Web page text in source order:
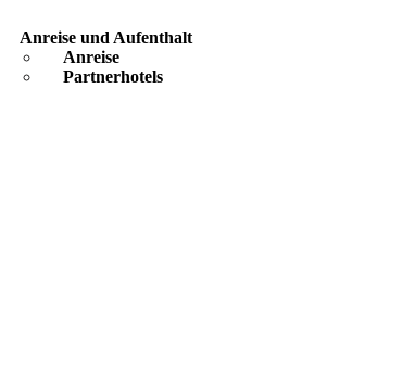
Anreise und Aufenthalt
Anreise
Partnerhotels